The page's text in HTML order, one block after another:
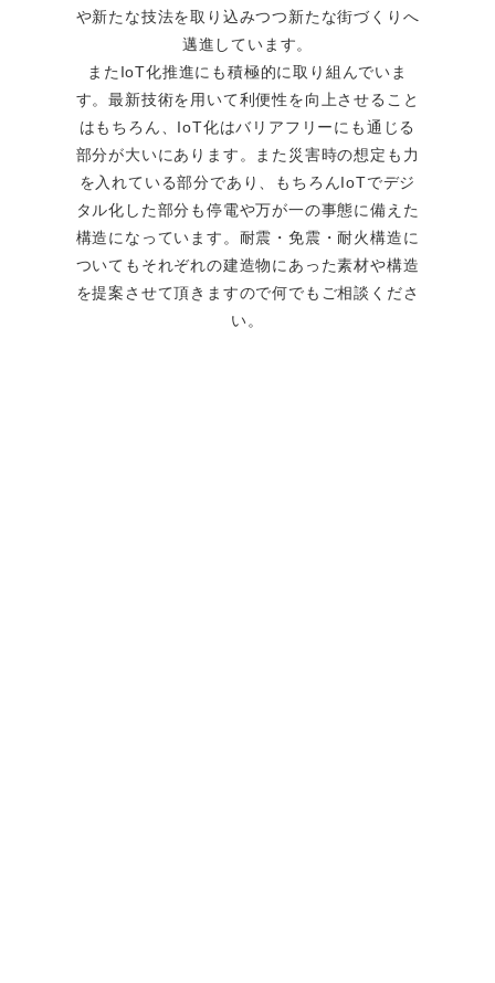
や新たな技法を取り込みつつ新たな街づくりへ
邁進しています。
またIoT化推進にも積極的に取り組んでいま
す。最新技術を用いて利便性を向上させること
はもちろん、IoT化はバリアフリーにも通じる
部分が大いにあります。また災害時の想定も力
を入れている部分であり、もちろんIoTでデジ
タル化した部分も停電や万が一の事態に備えた
構造になっています。耐震・免震・耐火構造に
ついてもそれぞれの建造物にあった素材や構造
を提案させて頂きますので何でもご相談くださ
い。